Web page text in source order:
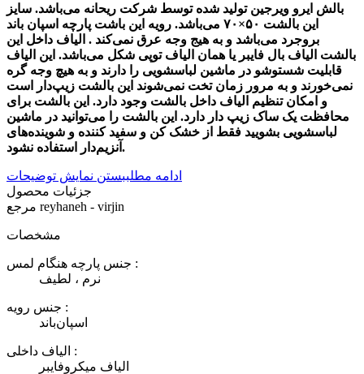
بالش ایرو ویرجین تولید شده توسط شرکت ریحانه می‌باشد. سایز
این بالشت ۵۰×۷۰ می‌باشد. رویه این باشت پارچه اسپان باند
بروجرد می‌باشد و به هیج وجه عرق نمی‌کند . الیاف داخل این
بالشت الیاف بال فایبر یا همان الیاف توپی شکل می‌باشد. این الیاف
قابلیت شستوشو در ماشین لباسشویی را دارند و به هیچ وجه گره
نمی‌خورند و به مرور زمان تخت نمی‌شوند این بالشت زیپ‌دار است
و امکان تنظیم الیاف داخل بالشت وجود دارد. این بالشت برای
محافظت یک ساک زیپ دار دارد. این بالشت را می‌توانید در ماشین
لباسشویی بشویید فقط از خشک کن و سفید کننده و شوینده‌های
آنزیم‌دار استفاده نشود.
ادامه مطلببستن نمایش توضیحات
جزئیات محصول
reyhaneh - virjin
مشخصات
جنس پارچه هنگام لمس :
نرم ، لطیف
جنس رویه :
اسپان‌باند
الیاف داخلی :
الیاف میکروفایبر